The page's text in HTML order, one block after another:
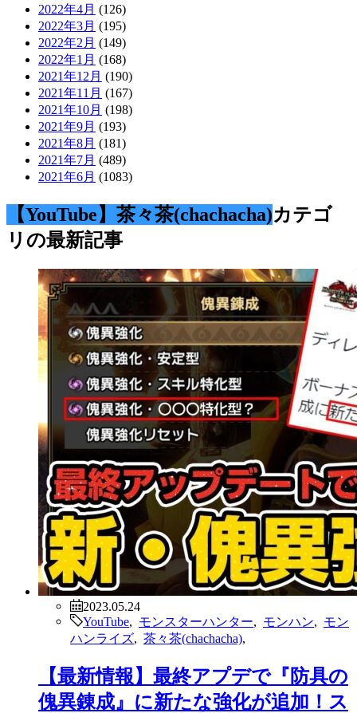
2022年4月 (126)
2022年3月 (195)
2022年2月 (149)
2022年1月 (168)
2021年12月 (190)
2021年11月 (167)
2021年10月 (198)
2021年9月 (193)
2021年8月 (181)
2021年7月 (489)
2021年6月 (1083)
【YouTube】茶々茶(chachacha)カテゴ
リの最新記事
2023.05.24
YouTube
モンスターハンター モンハン
モン
ハンライズ
茶々茶(chachacha)
【最新情報】最終アプデで『防具の
傀異錬成』に新たな強化が追加！ス